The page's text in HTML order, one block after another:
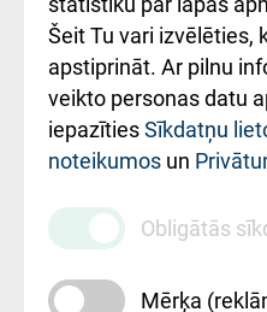
Rekvizīti un
ārstniecības
iestādes kods
010000234
Maksas
pakalpojumu
cenrādis
Šeit Tu vari izvēlēties,
apstiprināt. Ar pilnu
veikto personas datu
iepazītiesSīkdatņu
noteikumos un
Obligātās
Mērķa